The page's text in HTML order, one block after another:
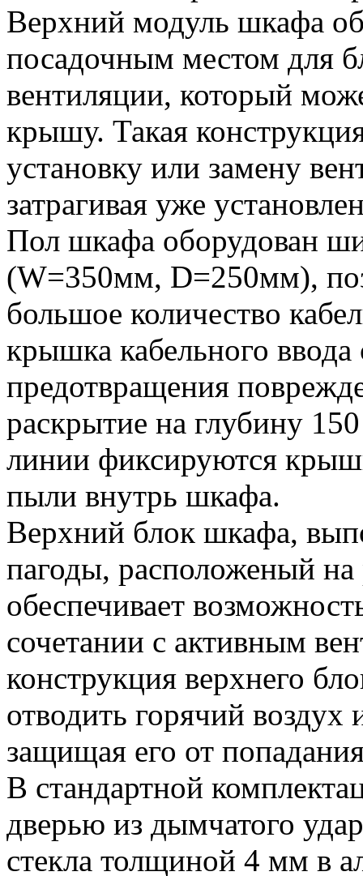
Верхний модуль шкафа
посадочным местом для
вентиляции, который
крышу. Такая
установку или замену
затрагивая уже
Пол шкафа оборудован
(W=350мм, D=250мм),
большое количество
крышка кабельного
предотвращения
раскрытие на глубину
линии фиксируются
пыли внутрь шкафа.
Верхний блок шкафа,
пагоды, расположеный
обеспечивает
сочетании с активным
конструкция верхнего
отводить горячий
защищая его от
В стандартной
дверью из дымчатого
стекла толщиной 4 мм в